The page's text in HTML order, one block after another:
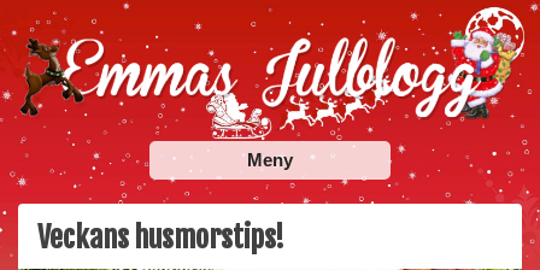
Skip
to
content
Emmas Julblogg
Julbloggar om julnyheter, julklappstips, julkalendrar,
adventskalendrar , julpyssel och julrecept!
Meny
Veckans husmorstips!